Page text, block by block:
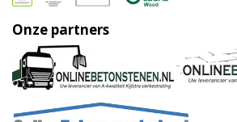
Onze partners